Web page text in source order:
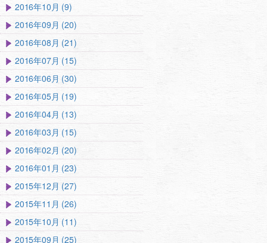
2016年10月 (9)
2016年09月 (20)
2016年08月 (21)
2016年07月 (15)
2016年06月 (30)
2016年05月 (19)
2016年04月 (13)
2016年03月 (15)
2016年02月 (20)
2016年01月 (23)
2015年12月 (27)
2015年11月 (26)
2015年10月 (11)
2015年09月 (25)